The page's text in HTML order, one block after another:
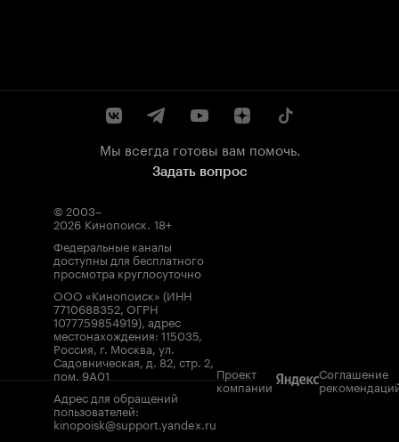
Мы всегда готовы вам помочь.
Задать вопрос
© 2003–
2026 Кинопоиск. 18+
Федеральные каналы
доступны для бесплатного
просмотра круглосуточно
ООО «Кинопоиск» (ИНН
7710688352, ОГРН
1077759854919), адрес
местонахождения: 115035,
Россия, г. Москва, ул.
Садовническая, д. 82, стр. 2,
пом. 9А01
Адрес для обращений
пользователей:
kinopoisk@support.yandex.ru
Проект
компании
Соглашение